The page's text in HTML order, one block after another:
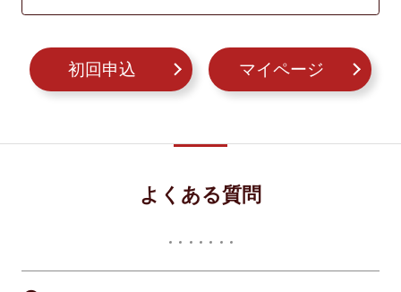
初回申込 マイページ
よくある質問